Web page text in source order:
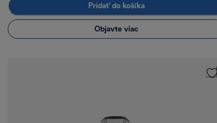
Pridať do košíka
Objavte viac